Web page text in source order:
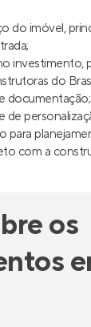
do imóvel,
investimento,
do
documentação;
de
para
com a
os